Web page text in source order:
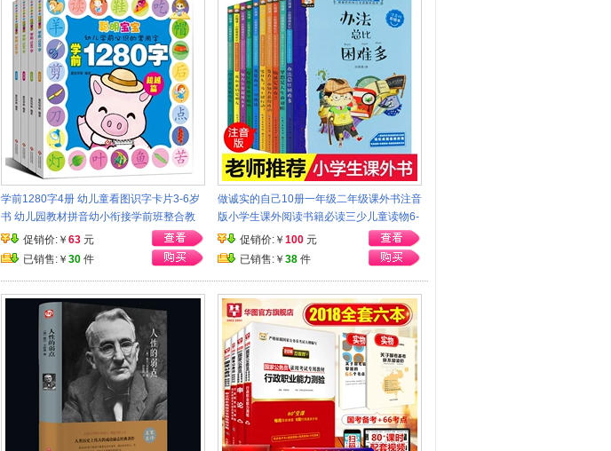
学前1280字4册 幼儿童看图识字卡片3-6岁
书 幼儿园教材拼音幼小衔接学前班整合教
材全套大班 幼儿启蒙认知早教书籍0-3岁宝
宝认字书
促销价:￥ 63 元
已销售:￥ 30 件
做诚实的自己10册一年级二年级课外书注音
版小学生课外阅读书籍必读三少儿童读物6-
7-8-12周岁带拼音1-2-3童话故事书老师推
荐图书
促销价:￥ 100 元
已销售:￥ 38 件